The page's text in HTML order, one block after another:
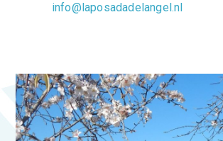
info@laposadadelangel.nl